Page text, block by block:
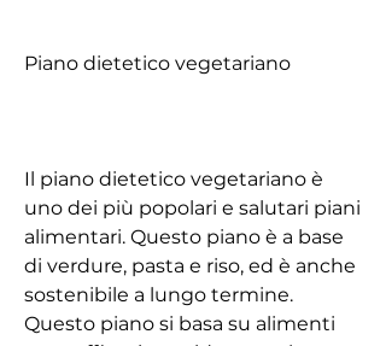
Piano dietetico vegetariano
Il piano dietetico vegetariano è
uno dei più popolari e salutari piani
alimentari. Questo piano è a base
di verdure, pasta e riso, ed è anche
sostenibile a lungo termine.
Questo piano si basa su alimenti